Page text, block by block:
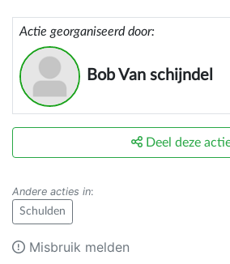
Actie georganiseerd door:
Bob Van schijndel
Deel deze
Andere acties in:
Schulden
Misbruik melden